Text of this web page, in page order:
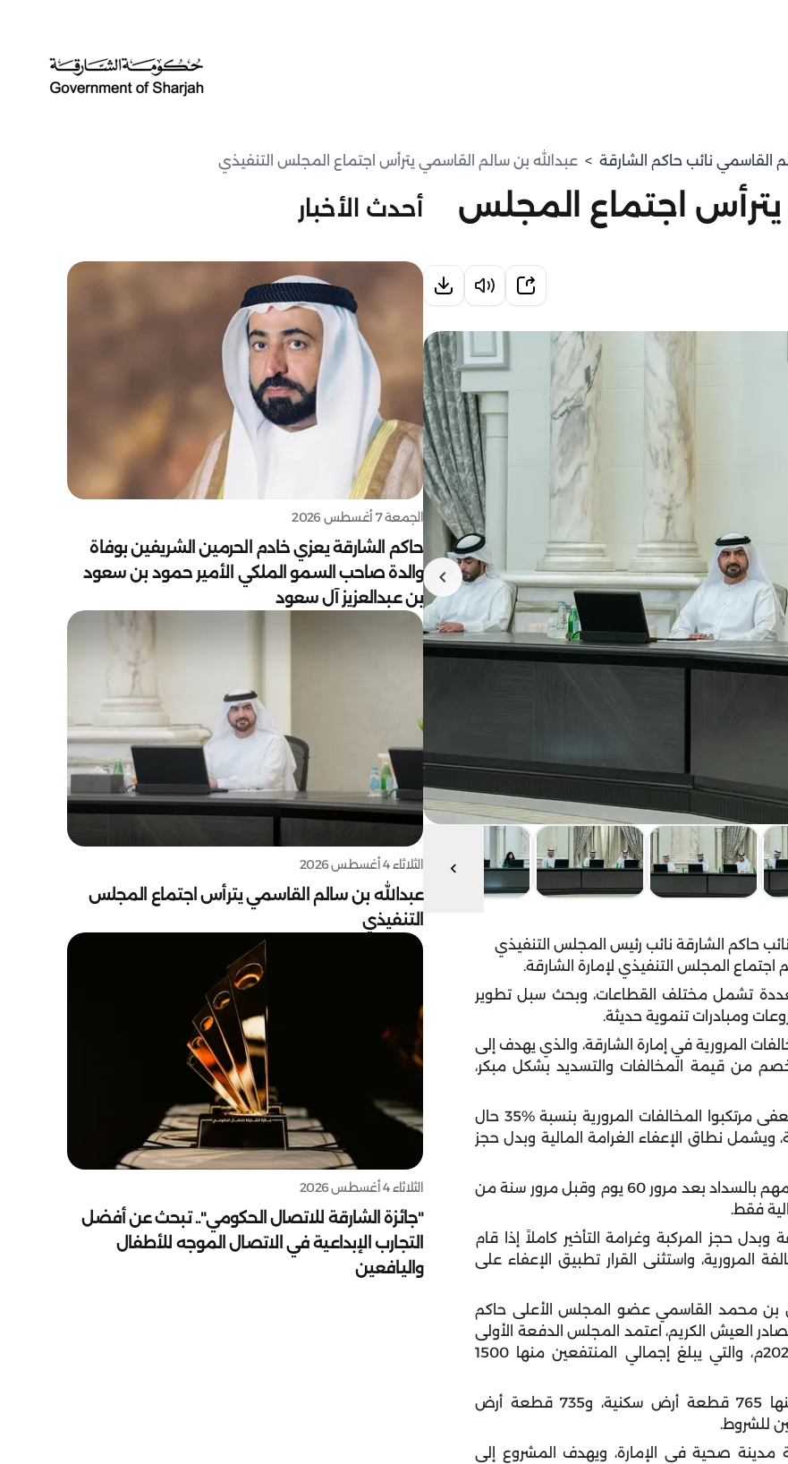
القاسمي نائب حاكم الشارقة > عبدالله بن سالم القاسمي يترأس اجتماع المجلس التنفيذي
اجتماع المجلس
حاكم الشارقة نائب رئيس المجلس التنفيذي
اجتماع المجلس التنفيذي لإمارة الشارقة.
تشمل مختلف القطاعات، وبحث سبل تطوير
ومبادرات تنموية حديثة.
المرورية في إمارة الشارقة، والذي يهدف إلى
من قيمة المخالفات والتسديد بشكل مبكر،
وبحسب القرار الذي سيبدأ تطبيقه من 1 ابريل 2023م يُعفى مرتكبوا المخالفات المرورية بنسبة 35‎%‎ حال
المخالفة، ويشمل نطاق الإعفاء الغرامة المالية وبدل حجز
ويعفى مرتكبوا المخالفات المرورية بنسبة 25‎%‎ حال قيامهم بالسداد بعد مرور 60‎ يوم وقبل مرور سنة من
فقط.
وبدل حجز المركبة وغرامة التأخير كاملاً إذا قام
المرورية، واستثنى القرار تطبيق الإعفاء على
بن محمد القاسمي عضو المجلس الأعلى حاكم
مصادر العيش الكريم، اعتمد المجلس الدفعة الأولى
من مستحقي الأراضي السكنية والاستثمارية للعام 2023م، والتي يبلغ إجمالي المنتفعين منها 1500
وتوزعت قطع الأراضي على مدن ومناطق الإمارة منها 765 قطعة أرض سكنية، و735 قطعة أرض
للشروط.
صحية في الإمارة، ويهدف المشروع إلى
أحدث الأخبار
الجمعة 7 أغسطس 2026
حاكم الشارقة يعزي خادم الحرمين الشريفين بوفاة
والدة صاحب السمو الملكي الأمير حمود بن سعود
بن عبدالعزيز آل سعود
الثلاثاء 4 أغسطس 2026
عبدالله بن سالم القاسمي يترأس اجتماع المجلس
التنفيذي
الثلاثاء 4 أغسطس 2026
"جائزة الشارقة للاتصال الحكومي".. تبحث عن أفضل
التجارب الإبداعية في الاتصال الموجه للأطفال
واليافعين